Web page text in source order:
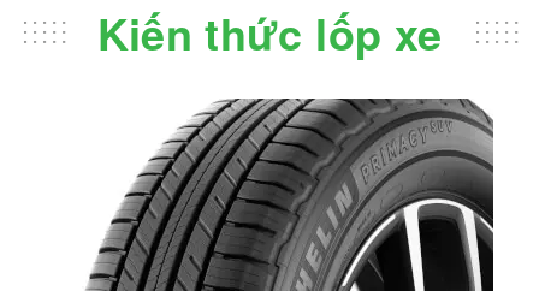
Kiến thức lốp xe